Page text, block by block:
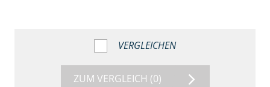
VERGLEICHEN
ZUM VERGLEICH (0)